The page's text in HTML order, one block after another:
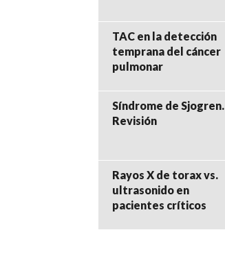
TAC en la detección
temprana del cáncer
pulmonar
Síndrome de Sjogren.
Revisión
Rayos X de torax vs.
ultrasonido en
pacientes críticos